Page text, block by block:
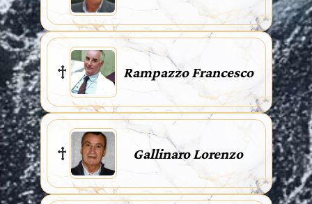
Rampazzo Francesco
Gallinaro Lorenzo